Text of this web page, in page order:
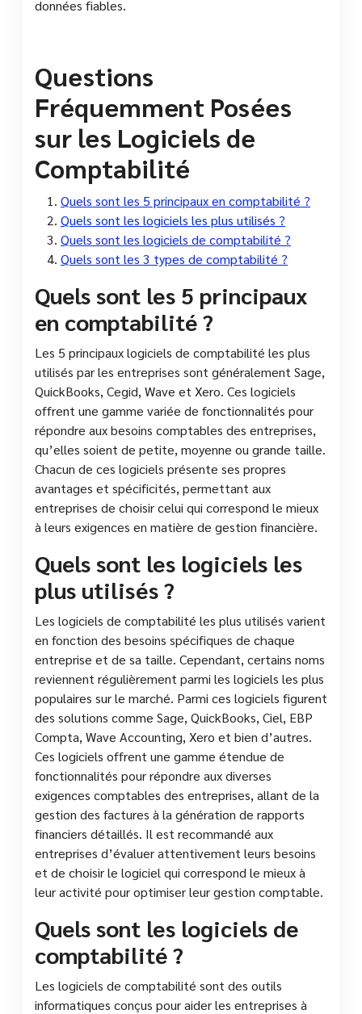
données fiables.
Questions
Fréquemment Posées
sur les Logiciels de
Comptabilité
Quels sont les 5 principaux en comptabilité ?
Quels sont les logiciels les plus utilisés ?
Quels sont les logiciels de comptabilité ?
Quels sont les 3 types de comptabilité ?
Quels sont les 5 principaux
en comptabilité ?
Les 5 principaux logiciels de comptabilité les plus
utilisés par les entreprises sont généralement Sage,
QuickBooks, Cegid, Wave et Xero. Ces logiciels
offrent une gamme variée de fonctionnalités pour
répondre aux besoins comptables des entreprises,
qu’elles soient de petite, moyenne ou grande taille.
Chacun de ces logiciels présente ses propres
avantages et spécificités, permettant aux
entreprises de choisir celui qui correspond le mieux
à leurs exigences en matière de gestion financière.
Quels sont les logiciels les
plus utilisés ?
Les logiciels de comptabilité les plus utilisés varient
en fonction des besoins spécifiques de chaque
entreprise et de sa taille. Cependant, certains noms
reviennent régulièrement parmi les logiciels les plus
populaires sur le marché. Parmi ces logiciels figurent
des solutions comme Sage, QuickBooks, Ciel, EBP
Compta, Wave Accounting, Xero et bien d’autres.
Ces logiciels offrent une gamme étendue de
fonctionnalités pour répondre aux diverses
exigences comptables des entreprises, allant de la
gestion des factures à la génération de rapports
financiers détaillés. Il est recommandé aux
entreprises d’évaluer attentivement leurs besoins
et de choisir le logiciel qui correspond le mieux à
leur activité pour optimiser leur gestion comptable.
Quels sont les logiciels de
comptabilité ?
Les logiciels de comptabilité sont des outils
informatiques conçus pour aider les entreprises à